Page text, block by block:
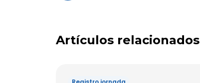
Artículos relacionados